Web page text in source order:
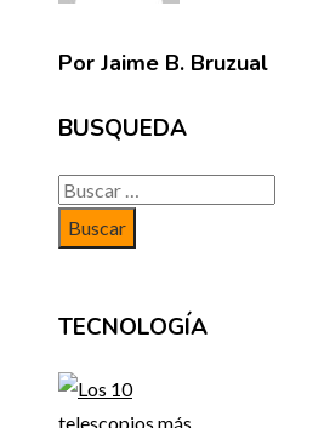
Por Jaime B. Bruzual
BUSQUEDA
Buscar:
TECNOLOGÍA